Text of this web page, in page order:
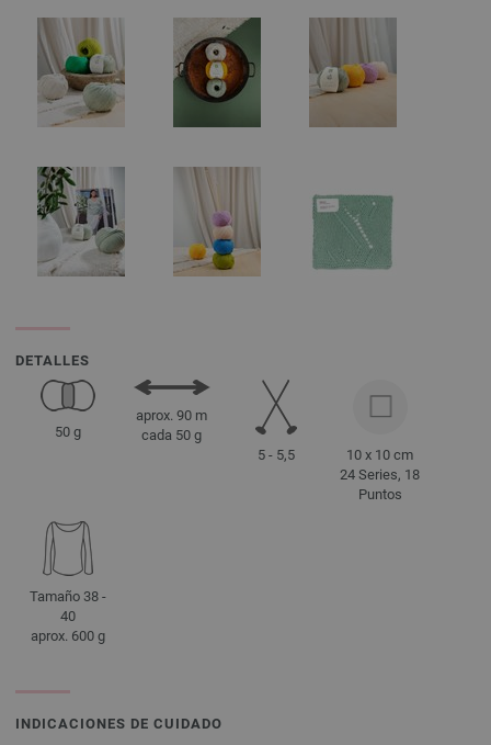
DETALLES
50 g
aprox. 90 m
cada 50 g
5 - 5,5
10 x 10 cm
24 Series, 18
Puntos
Tamaño 38 -
40
aprox. 600 g
INDICACIONES DE CUIDADO